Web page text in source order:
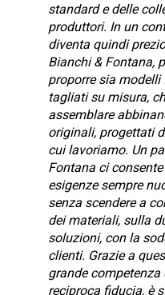
standard e delle
produttori. In un
diventa quindi
Bianchi & Fontana,
proporre sia
tagliati su misura,
assemblare
originali, progettati
cui lavoriamo. Un
Fontana ci
esigenze sempre
senza scendere a
dei materiali, sulla
soluzioni, con la
clienti. Grazie a
grande
reciproca fiducia, è